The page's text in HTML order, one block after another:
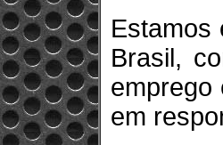
Estamos
Brasil,
emprego
em